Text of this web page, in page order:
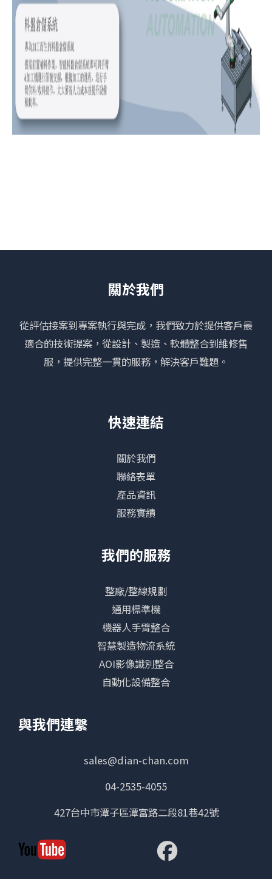
關於我們
從評估接案到專案執行與完成，我們致力於提供客戶最
適合的技術提案，從設計、製造、軟體整合到維修售
服，提供完整一貫的服務，解決客戶難題。
快速連結
關於我們
聯絡表單
產品資訊
服務實績
我們的服務
整廠/整線規劃
通用標準機
機器人手臂整合
智慧製造物流系統
AOI影像識別整合
自動化設備整合
與我們連繫
sales@dian-chan.com
04-2535-4055
427台中市潭子區潭富路二段81巷42號